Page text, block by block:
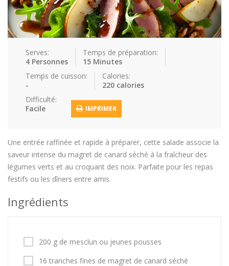
Connexion / Inscription
Serves:
4 Personnes
Temps de préparation:
15 Minutes
Temps de cuisson:
-
Calories:
220 calories
Difficulté:
Facile
IMPRIMER
Une entrée raffinée et rapide à préparer, cette salade associe la
saveur intense du magret de canard séché à la fraîcheur des
légumes verts et au croquant des noix. Parfaite pour les repas
festifs ou les dîners entre amis.
Ingrédients
200 g de mesclun ou jeunes pousses
16 tranches fines de magret de canard séché